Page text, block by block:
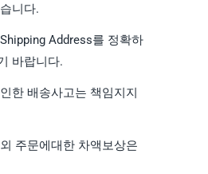
니다.
Address를 정확하
바랍니다.
한 배송사고는 책임지지
주문에대한 차액보상은